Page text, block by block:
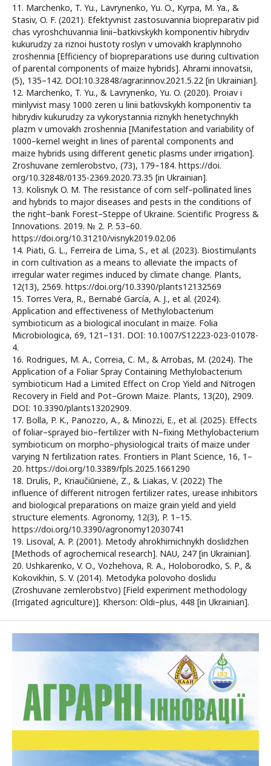
11. Marchenko, T. Yu., Lavrynenko, Yu. O., Kyrpa, M. Ya., &
Stasiv, O. F. (2021). Efektyvnist zastosuvannia biopreparativ pid
chas vyroshchuvannia linii–batkivskykh komponentiv hibrydiv
kukurudzy za riznoi hustoty roslyn v umovakh kraplynnoho
zroshennia [Efficiency of biopreparations use during cultivation
of parental components of maize hybrids]. Ahrarni innovatsii,
(5), 135–142. DOI:10.32848/agrar.innov.2021.5.22 [in Ukrainian].
12. Marchenko, T. Yu., & Lavrynenko, Yu. O. (2020). Proiav i
minlyvist masy 1000 zeren u linii batkivskykh komponentiv ta
hibrydiv kukurudzy za vykorystannia riznykh henetychnykh
plazm v umovakh zroshennia [Manifestation and variability of
1000–kernel weight in lines of parental components and
maize hybrids using different genetic plasms under irrigation].
Zroshuvane zemlerobstvo, (73), 179–184. https://doi.
org/10.32848/0135-2369.2020.73.35 [in Ukrainian].
13. Kolisnyk O. M. The resistance of corn self–pollinated lines
and hybrids to major diseases and pests in the conditions of
the right–bank Forest–Steppe of Ukraine. Scientific Progress &
Innovations. 2019. № 2. P. 53–60.
https://doi.org/10.31210/visnyk2019.02.06
14. Piati, G. L., Ferreira de Lima, S., et al. (2023). Biostimulants
in corn cultivation as a means to alleviate the impacts of
irregular water regimes induced by climate change. Plants,
12(13), 2569. https://doi.org/10.3390/plants12132569
15. Torres Vera, R., Bernabé García, A. J., et al. (2024).
Application and effectiveness of Methylobacterium
symbioticum as a biological inoculant in maize. Folia
Microbiologica, 69, 121–131. DOI: 10.1007/S12223-023-01078-
4.
16. Rodrigues, M. A., Correia, C. M., & Arrobas, M. (2024). The
Application of a Foliar Spray Containing Methylobacterium
symbioticum Had a Limited Effect on Crop Yield and Nitrogen
Recovery in Field and Pot–Grown Maize. Plants, 13(20), 2909.
DOI: 10.3390/plants13202909.
17. Bolla, P. K., Panozzo, A., & Minozzi, E., et al. (2025). Effects
of foliar–sprayed bio–fertilizer with N–fixing Methylobacterium
symbioticum on morpho–physiological traits of maize under
varying N fertilization rates. Frontiers in Plant Science, 16, 1–
20. https://doi.org/10.3389/fpls.2025.1661290
18. Drulis, P., Kriaučiūnienė, Z., & Liakas, V. (2022) The
influence of different nitrogen fertilizer rates, urease inhibitors
and biological preparations on maize grain yield and yield
structure elements. Agronomy, 12(3), P. 1–15.
https://doi.org/10.3390/agronomy12030741
19. Lisoval, A. P. (2001). Metody ahrokhimichnykh doslidzhen
[Methods of agrochemical research]. NAU, 247 [in Ukrainian].
20. Ushkarenko, V. O., Vozhehova, R. A., Holoborodko, S. P., &
Kokovikhin, S. V. (2014). Metodyka polovoho doslidu
(Zroshuvane zemlerobstvo) [Field experiment methodology
(Irrigated agriculture)]. Kherson: Oldi–plus, 448 [in Ukrainian].